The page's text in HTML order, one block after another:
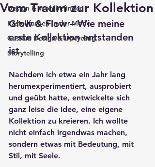
Design & Wohlbefinden
Pastellfarben in der Mode
Custom Design & Upcycling
Storytelling
Vom Traum zur Kollektion
Glow & Flow – Wie meine
erste Kollektion entstanden
ist
Nachdem ich etwa ein Jahr lang
herumexperimentiert, ausprobiert
und geübt hatte, entwickelte sich
ganz leise die Idee, eine eigene
Kollektion zu kreieren. Ich wollte
nicht einfach irgendwas machen,
sondern etwas mit Bedeutung, mit
Stil, mit Seele.